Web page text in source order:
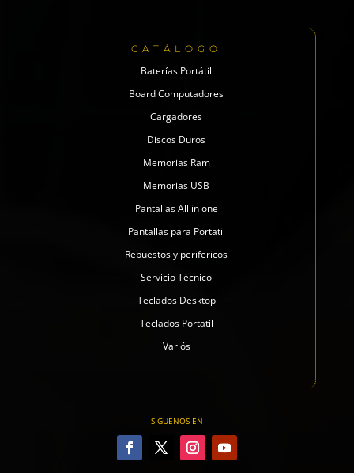
CATÁLOGO
Baterías Portátil
Board Computadores
Cargadores
Discos Duros
Memorias Ram
Memorias USB
Pantallas All in one
Pantallas para Portatil
Repuestos y perifericos
Servicio Técnico
Teclados Desktop
Teclados Portatil
Variós
SIGUENOS EN